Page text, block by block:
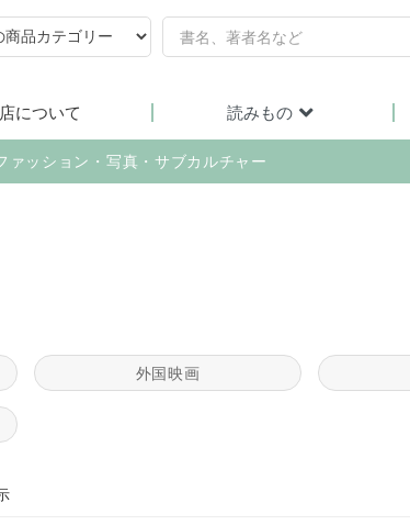
について 読みもの
ッション・写真・サブカルチャー
外国映画